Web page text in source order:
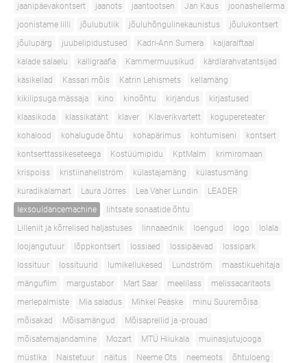
jaanipäevakontsert
jaanots jaantootsen Jan Kaus
joonashellerma
joonistame lilli
jõulubutiik jõuluhõngulinekaunistus
jõulukontsert
jõulupärg
juubelipidustused Kadri-Ann Sumera
kaijaralftaal
kalade salaelu
kalligraafia Kammermuusikud
kärdlarahvatantsijad
käsikellad
Kassari mõis Katrin Lehismets
kellamäng
kikilipsuga mässaja
kino kinoõhtu kirjandus
kirjastused
klaasikoda
klassikatäht klaver Klaverikvartett
kogupereteater
kohalood
kohalugude õhtu kohapärimus kohtumiseni
kontsert
kontserttassikeseteega
Kostüümipidu KptMalm
krimiromaan
krispoiss
kristiinahellström külastajamäng
külastusmäng
kuradikalamart
Laura Jörres Lea Vaher Lundin
LEADER
lexsouldancemachine
lihtsate sonaatide õhtu
Lilleniit ja kõrrelised haljastuses
linnaaednik loengud logo
lolala
loojangutuur
lõppkontsert lossiaed lossipäevad
lossipark
lossituur
lossituurid lumikellukesed Lundström
maastikuehitaja
mängufilm
margustabor Mart Saar meelilass
melissacaritaots
merlepalmiste
Mia saladus Mihkel Peäske
minu Suuremõisa
mõisakad
Mõisamängud
Mõisapreilid ja -prouad
mõisatemajandamine
Mozart MTÜ Hiiukala
muinasjutujooga
müstika
Naistetuur näitus Neeme Ots neemeots
õhtuloeng